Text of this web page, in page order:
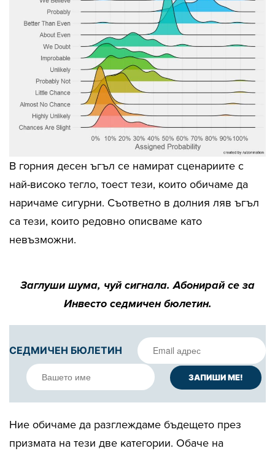
В горния десен ъгъл се намират сценариите с
най-високо тегло, тоест тези, които обичаме да
наричаме сигурни. Съответно в долния ляв ъгъл
са тези, които редовно описваме като
невъзможни.
Заглуши шума, чуй сигнала. Абонирай се за
Инвесто седмичен бюлетин.
СЕДМИЧЕН БЮЛЕТИН
Ние обичаме да разглеждаме бъдещето през
призмата на тези две категории. Обаче на